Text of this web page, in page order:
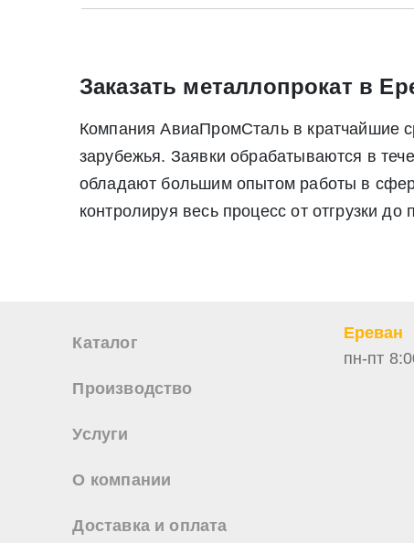
Заказать металлопрокат в
Компания АвиаПромСталь в кратчайшие
зарубежья. Заявки обрабатываются в
обладают большим опытом работы в
контролируя весь процесс от отгрузки
Каталог
Производство
Услуги
О компании
Доставка и оплата
Ереван
пн-пт
* - обязательные поля для заполнения
Нажимая на кнопку «Отправить заявку» Вы
июля 2006 г. N 152-ФЗ «О
Нажимая на кнопку «Отправить заявку» Вы даете
персональных